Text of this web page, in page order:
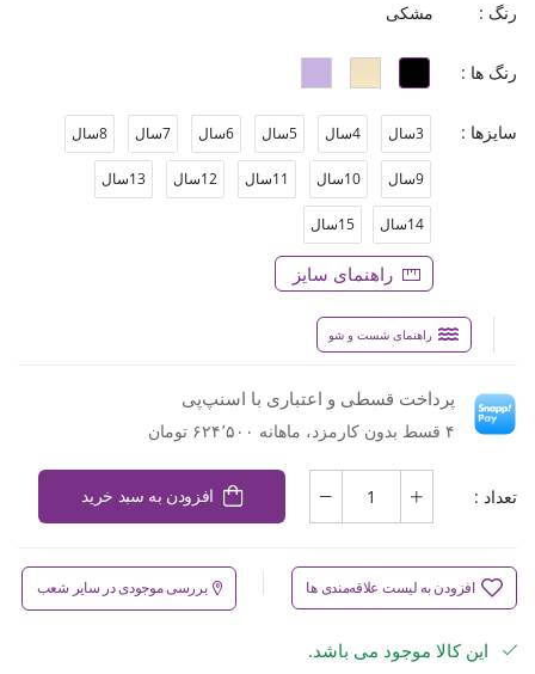
رنگ : مشکی
رنگ ها :
سایزها : 3سال 4سال 5سال 6سال 7سال 8سال
9سال 10سال 11سال 12سال 13سال
14سال 15سال
راهنمای سایز
راهنمای شست و شو
پرداخت قسطی و اعتباری با اسنپ‌پی
۴ قسط بدون کارمزد، ماهانه ۶۲۴٬۵۰۰ تومان
تعداد : افزودن به سبد خرید
افزودن به لیست علاقه‌مندی ها بررسی موجودی در سایر شعب
این کالا موجود می باشد.